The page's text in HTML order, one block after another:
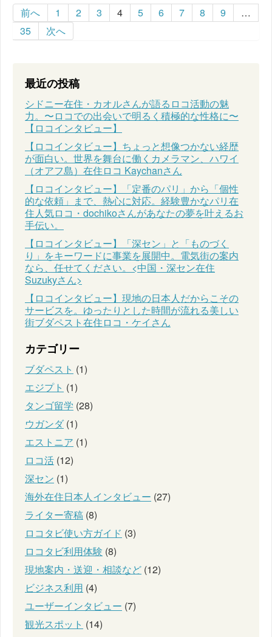
前へ 1 2 3 4 5 6 7 8 9
…
35
次へ
最近の投稿
シドニー在住・カオルさんが語るロコ活動の魅
力。〜ロコでの出会いで明るく積極的な性格に〜
【ロコインタビュー】
【ロコインタビュー】ちょっと想像つかない経歴
が面白い。世界を舞台に働くカメラマン、ハワイ
（オアフ島）在住ロコ Kaychanさん
【ロコインタビュー】「定番のパリ」から「個性
的な依頼」まで、熱心に対応。経験豊かなパリ在
住人気ロコ・dochikoさんがあなたの夢を叶えるお
手伝い。
【ロコインタビュー】「深セン」と「ものづく
り」をキーワードに事業を展開中。電気街の案内
なら、任せてください。<中国・深セン在住
Suzukyさん>
【ロコインタビュー】現地の日本人だからこその
サービスを。ゆったりとした時間が流れる美しい
街ブダペスト在住ロコ・ケイさん
カテゴリー
ブダペスト (1)
エジプト (1)
タンゴ留学 (28)
ウガンダ(1)
エストニア (1)
ロコ活 (12)
深セン (1)
海外在住日本人インタビュー (27)
ライター寄稿 (8)
ロコタビ使い方ガイド (3)
ロコタビ利用体験 (8)
現地案内・送迎・相談など (12)
ビジネス利用 (4)
ユーザーインタビュー (7)
観光スポット (14)